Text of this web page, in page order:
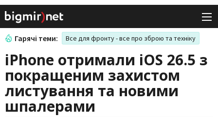
Гарячі теми: Все для фронту - все про зброю та техніку
iPhone отримали iOS 26.5 з
покращеним захистом
листування та новими
шпалерами